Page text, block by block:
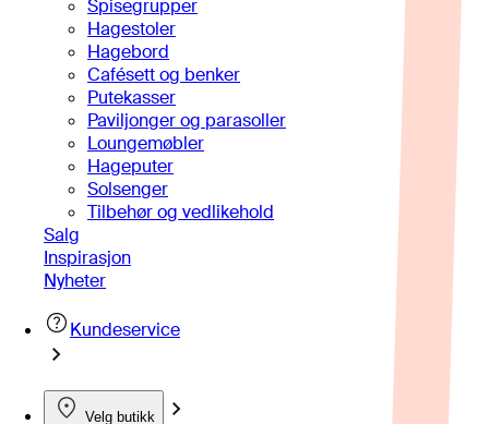
Spisegrupper
Hagestoler
Hagebord
Cafésett og benker
Putekasser
Paviljonger og parasoller
Loungemøbler
Hageputer
Solsenger
Tilbehør og vedlikehold
Salg
Inspirasjon
Nyheter
Kundeservice
Velg butikk